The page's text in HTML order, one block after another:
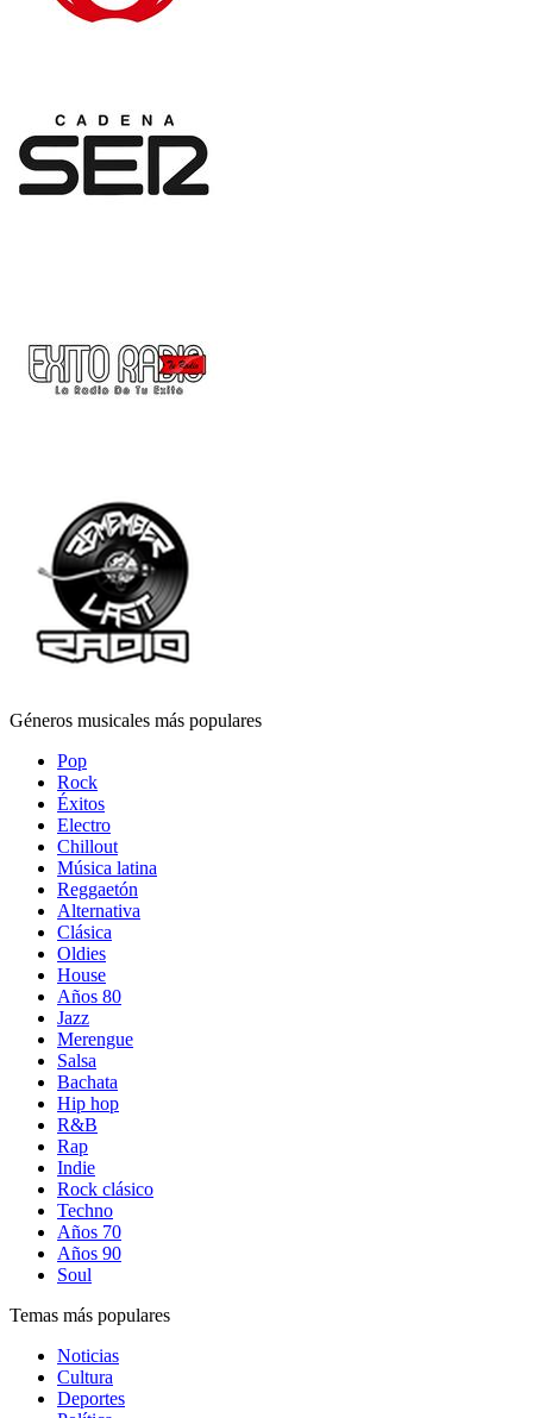
Géneros musicales más populares
Pop
Rock
Éxitos
Electro
Chillout
Música latina
Reggaetón
Alternativa
Clásica
Oldies
House
Años 80
Jazz
Merengue
Salsa
Bachata
Hip hop
R&B
Rap
Indie
Rock clásico
Techno
Años 70
Años 90
Soul
Temas más populares
Noticias
Cultura
Deportes